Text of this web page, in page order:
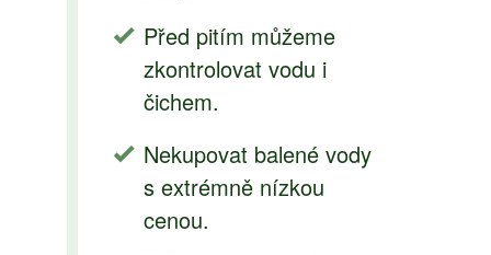
Před pitím můžeme
zkontrolovat vodu i
čichem.
Nekupovat balené vody
s extrémně nízkou
cenou.